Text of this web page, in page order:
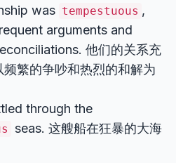
was tempestuous ,
arguments and
他们的关系充
繁的争吵和热烈的和解为
through the
seas. 这艘船在狂暴的大海